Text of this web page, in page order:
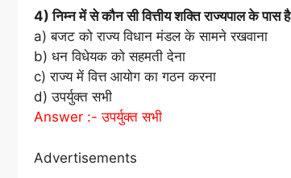
4) निम्न में से कौन सी वित्तीय शक्ति राज्यपाल के पास है
a) बजट को राज्य विधान मंडल के सामने रखवाना
b) धन विधेयक को सहमती देना
c) राज्य में वित्त आयोग का गठन करना
d) उपर्युक्त सभी
Answer :- उपर्युक्त सभी
Advertisements